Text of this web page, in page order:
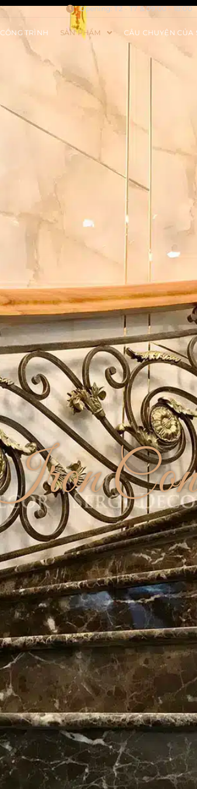
Opening: T2 - T7 & 09:00 - 18:00
CÔNG TRÌNH SẢN PHẨM CÂU CHUYỆN CỦA